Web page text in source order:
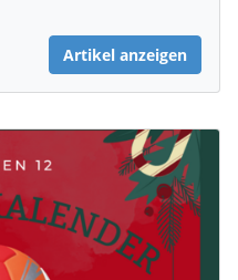
Artikel anzeigen